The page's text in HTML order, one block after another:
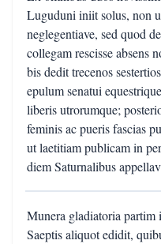
Luguduni iniit solus, non
neglegentiave, sed quod
collegam rescisse absens
bis dedit trecenos
epulum senatui
liberis utrorumque;
feminis ac pueris fascias
ut laetitiam publicam in
diem Saturnalibus
Munera gladiatoria partim
Saeptis aliquot edidit,